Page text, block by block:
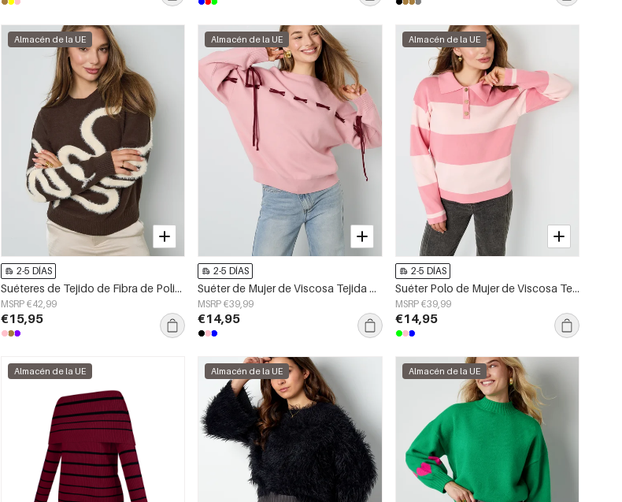
Almacén de la UE
2-5 DÍAS
Suéteres de Tejido de Fibra de Poliéster para Mujeres Estilo Casual Contraste de Colores
MSRP €42,99
€15,95
Almacén de la UE
2-5 DÍAS
Suéter de Mujer de Viscosa Tejida Estilo Casual Contraste de Colores
MSRP €39,99
€14,95
Almacén de la UE
2-5 DÍAS
Suéter Polo de Mujer de Viscosa Tejida Rayas Otoño/Invierno
MSRP €39,99
€14,95
Almacén de la UE Almacén de la UE Almacén de la UE